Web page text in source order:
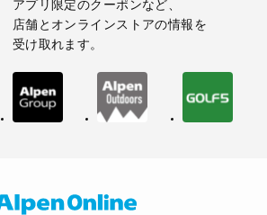
アプリ限定のクーポンなど、
店舗とオンラインストアの情報を
受け取れます。